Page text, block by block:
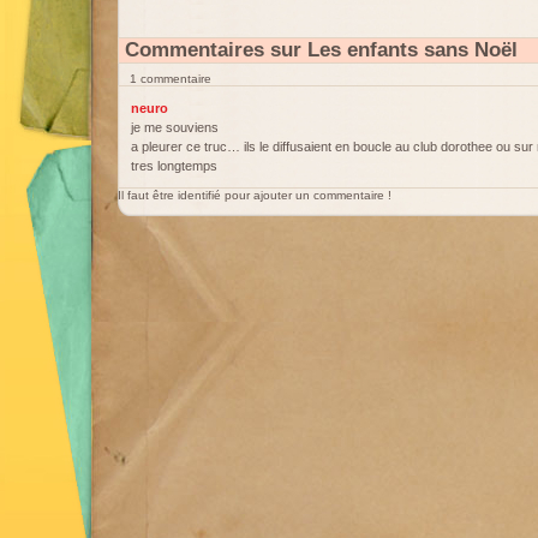
Commentaires sur Les enfants sans Noël
1 commentaire
neuro
je me souviens
a pleurer ce truc… ils le diffusaient en boucle au club dorothee ou
tres longtemps
Il faut être identifié pour ajouter un commentaire !